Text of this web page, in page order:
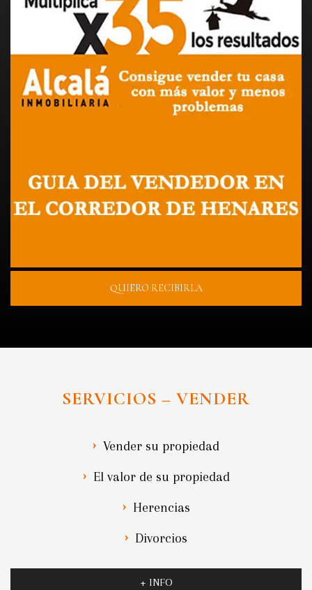
QUIERO RECIBIRLA
SERVICIOS – VENDER
Vender su propiedad
El valor de su propiedad
Herencias
Divorcios
+ INFO